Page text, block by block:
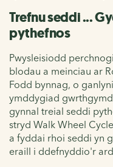
Trefnu seddi ...
pythefnos
Pwysleisiodd
blodau a meinciau ar
Fodd bynnag, o
ymddygiad
gynnal treial seddi
stryd Walk Wheel
a fyddai rhoi seddi yn
eraill i ddefnyddio'r